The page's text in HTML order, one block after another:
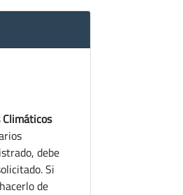
debe
Si
de